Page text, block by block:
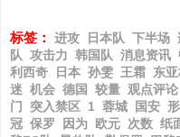
标签： 进攻 日本队 下半场
队
攻击力 韩国队 消息资讯
利西奇
日本 孙雯 王霜 东
迷 机会 德国 较量 观点评论
门
突入禁区 1 蓉城 国安
冠 保罗 因为 欧元 次数 纸